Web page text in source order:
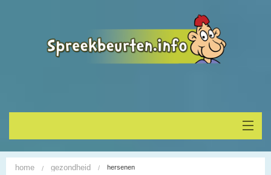
Home
home gezondheid hersenen